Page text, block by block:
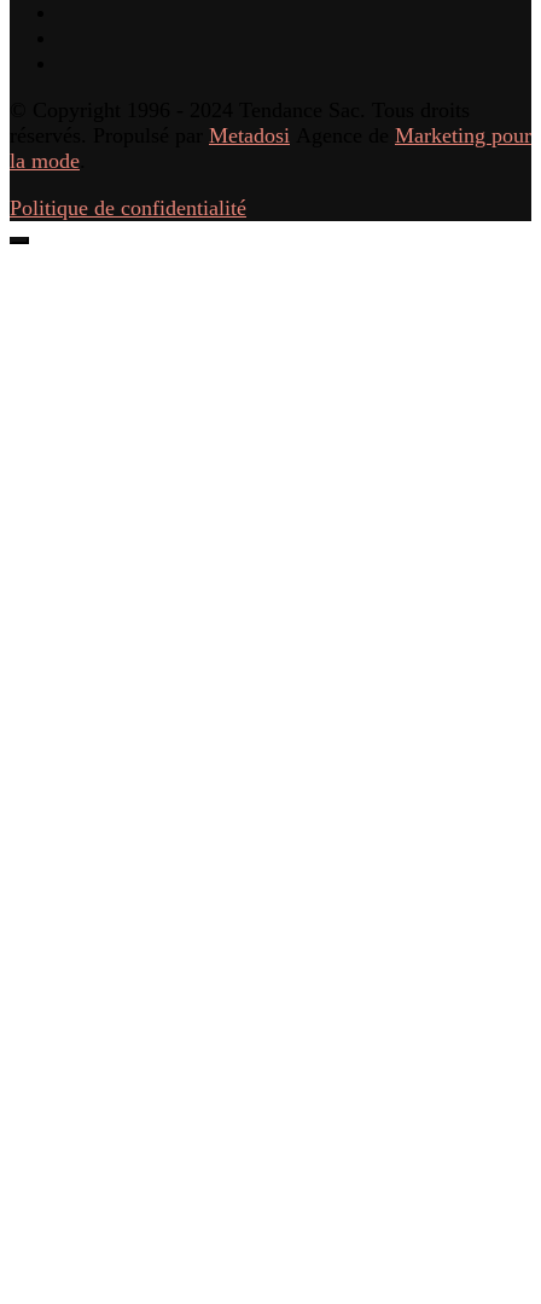
Metadosi
Marketing pour
la mode
Politique de confidentialité